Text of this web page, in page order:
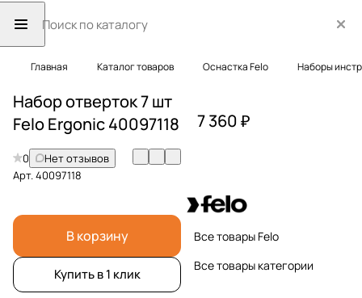
Главная Каталог товаров Оснастка Felo Наборы
Набор отверток 7 шт
Felo Ergonic 40097118
0
Нет отзывов
Арт.40097118
В корзину
Купить в 1 клик
7 360 ₽
Все товары Felo
Все товары категории